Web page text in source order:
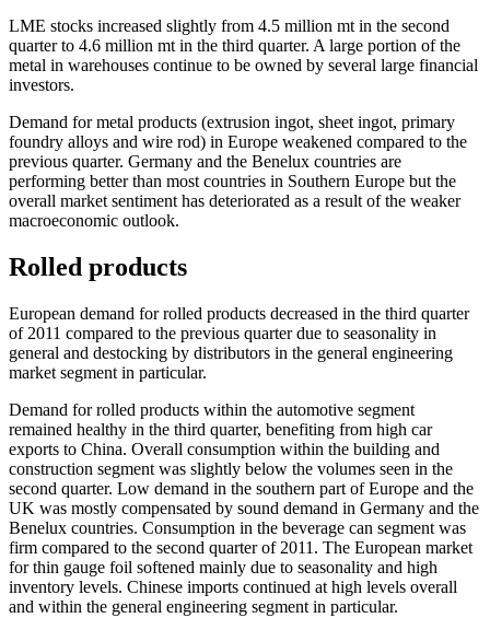
LME stocks increased slightly from 4.5 million mt in the second
quarter to 4.6 million mt in the third quarter. A large portion of the
metal in warehouses continue to be owned by several large financial
investors.
Demand for metal products (extrusion ingot, sheet ingot, primary
foundry alloys and wire rod) in Europe weakened compared to the
previous quarter. Germany and the Benelux countries are
performing better than most countries in Southern Europe but the
overall market sentiment has deteriorated as a result of the weaker
macroeconomic outlook.
Rolled products
European demand for rolled products decreased in the third quarter
of 2011 compared to the previous quarter due to seasonality in
general and destocking by distributors in the general engineering
market segment in particular.
Demand for rolled products within the automotive segment
remained healthy in the third quarter, benefiting from high car
exports to China. Overall consumption within the building and
construction segment was slightly below the volumes seen in the
second quarter. Low demand in the southern part of Europe and the
UK was mostly compensated by sound demand in Germany and the
Benelux countries. Consumption in the beverage can segment was
firm compared to the second quarter of 2011. The European market
for thin gauge foil softened mainly due to seasonality and high
inventory levels. Chinese imports continued at high levels overall
and within the general engineering segment in particular.